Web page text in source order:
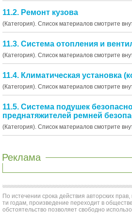
11.2. Ремонт кузова
(Категория). Список материалов смотрите
11.3. Система отопления и
(Категория). Список материалов смотрите
11.4. Климатическая установка
(Категория). Список материалов смотрите
11.5. Система подушек
преднатяжителей ремней
(Категория). Список материалов смотрите
Реклама
По истечении срока действия авторских
ти годам, произведение переходит в
обстоятельство позволяет свободно